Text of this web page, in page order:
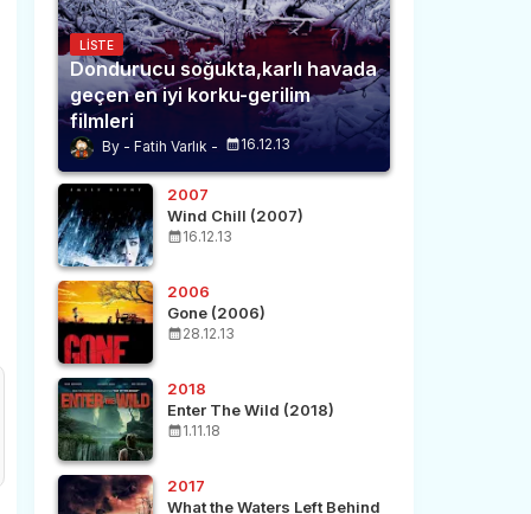
LISTE
Dondurucu soğukta,karlı havada
geçen en iyi korku-gerilim
filmleri
Fatih Varlık 16.12.13
2007
Wind Chill (2007)
16.12.13
2006
Gone (2006)
28.12.13
2018
Enter The Wild (2018)
1.11.18
2017
What the Waters Left Behind